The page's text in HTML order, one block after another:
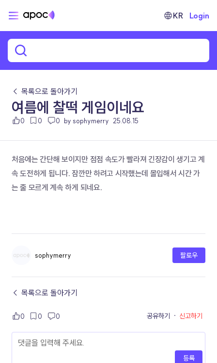
KR Login
← 목록으로 돌아가기
여름에 찰떡 게임이네요
0 0 0 by sophymerry 25.08.15
처음에는 간단해 보이지만 점점 속도가 빨라져 긴장감이 생기고 계
속 도전하게 됩니다. 잠깐만 하려고 시작했는데 몰입해서 시간 가
는 줄 모르게 계속 하게 되네요.
sophymerry 팔로우
← 목록으로 돌아가기
0 0 0 공유하기 · 신고하기
등록